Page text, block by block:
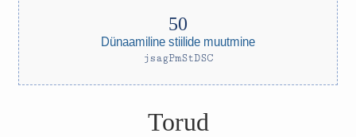
Dünaamiline stiilide muutmine
jsagPmStDSC
Torud